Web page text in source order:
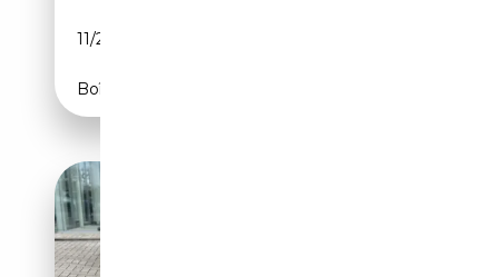
11/2015
Boîte automatique